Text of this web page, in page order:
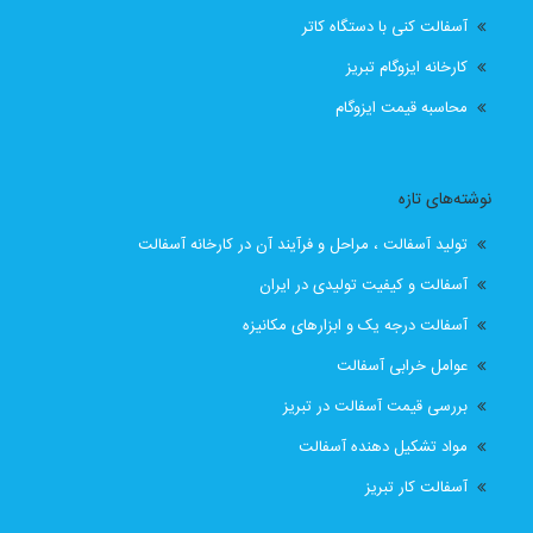
قیمت انواع ایزوگام در تبریز
قیمت ایزوگام آذربام حفاظ
قیمت ایزوگام تبریز
قیمت بهترین ایزوگام
لیست قیمت ایزوگام تبریز
لیست قیمت ایزوگام در تبریز
نصب رایگان
نصب رایگان ایزوگام در تبریز
آسفالت کنی با دستگاه کاتر
کارخانه ایزوگام تبریز
محاسبه قیمت ایزوگام
نوشته‌های تازه
تولید آسفالت ، مراحل و فرآیند آن در کارخانه آسفالت
آسفالت و کیفیت تولیدی در ایران
آسفالت درجه یک و ابزارهای مکانیزه
عوامل خرابی آسفالت
بررسی قیمت آسفالت در تبریز
مواد تشکیل دهنده آسفالت
آسفالت کار تبریز